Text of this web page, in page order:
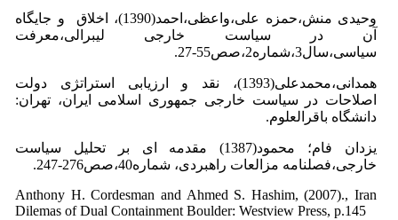
وحیدی منش،حمزه علی،واعظی،احمد(1390)، اخلاق و جایگاه
آن در سیاست خارجی لیبرالی،معرفت
سیاسی،سال3،شماره2،صص55-27.
همدانی،محمدعلی(1393)، نقد و ارزیابی استراتژی دولت
اصلاحات در سیاست خارجی جمهوری اسلامی ایران، تهران:
دانشگاه باقرالعلوم.
یزدان فام؛ محمود(1387) مقدمه ای بر تحلیل سیاست
خارجی،فصلنامه مزالعات راهبردی، شماره40،صص276-247.
Anthony H. Cordesman and Ahmed S. Hashim, (2007)., Iran
Dilemas of Dual Containment Boulder: Westview Press, p.145